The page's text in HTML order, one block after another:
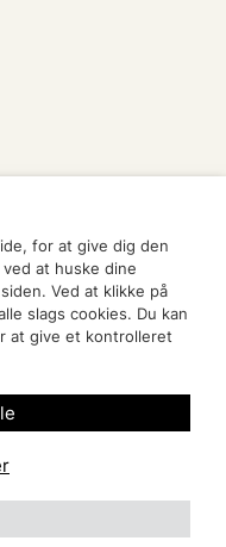
for at give dig den
at huske dine
Ved at klikke på
slags cookies. Du kan
at give et kontrolleret